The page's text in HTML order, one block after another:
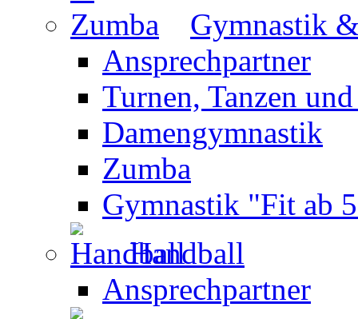
Gymnastik
Ansprechpartner
Turnen, Tanzen
Damengymnastik
Zumba
Gymnastik "Fit ab
Handball
Ansprechpartner